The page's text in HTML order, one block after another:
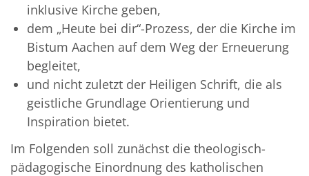
inklusive Kirche geben,
dem „Heute bei dir“-Prozess, der die Kirche im
Bistum Aachen auf dem Weg der Erneuerung
begleitet,
und nicht zuletzt der Heiligen Schrift, die als
geistliche Grundlage Orientierung und
Inspiration bietet.
Im Folgenden soll zunächst die theologisch-
pädagogische Einordnung des katholischen